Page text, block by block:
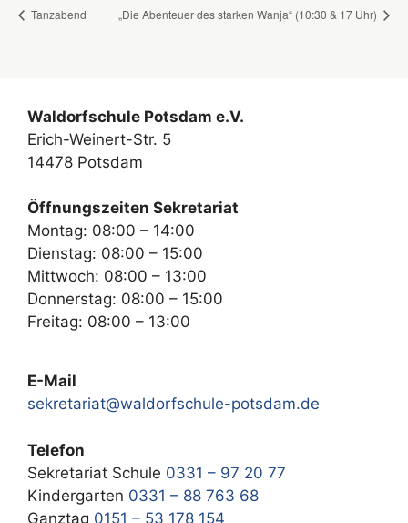
Tanzabend „Die Abenteuer des starken Wanja“ (10:30 & 17 Uhr)
Waldorfschule Potsdam e.V.
Erich-Weinert-Str. 5
14478 Potsdam
Öffnungszeiten Sekretariat
Montag: 08:00 – 14:00
Dienstag: 08:00 – 15:00
Mittwoch: 08:00 – 13:00
Donnerstag: 08:00 – 15:00
Freitag: 08:00 – 13:00
E-Mail
sekretariat@waldorfschule-potsdam.de
Telefon
Sekretariat Schule 0331 – 97 20 77
Kindergarten 0331 – 88 763 68
Ganztag 0151 – 53 178 154